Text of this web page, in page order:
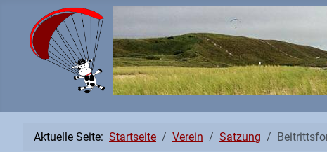
Aktuelle Seite: Startseite Verein Satzung